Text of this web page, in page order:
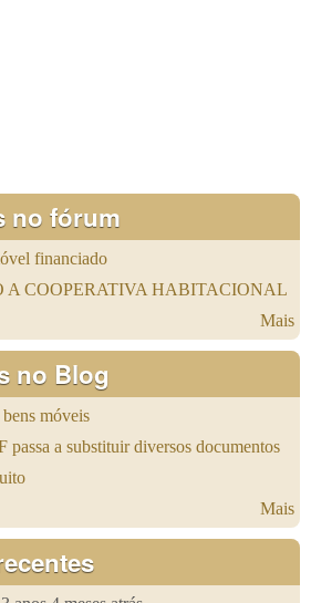
no fórum
financiado
A COOPERATIVA HABITACIONAL
Mais
no Blog
móveis
a substituir diversos documentos
Mais